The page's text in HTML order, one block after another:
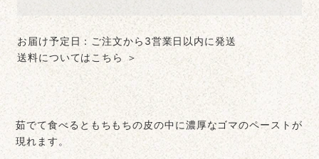
お届け予定日：ご注文から3営業日以内に発送
送料についてはこちら ＞
茹でて食べるともちもちの皮の中に濃厚なゴマのペーストが
現れます。